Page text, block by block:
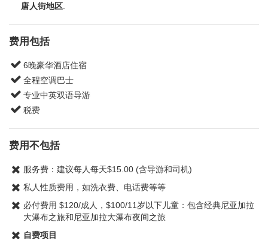
唐人街地区
费用包括
6晚豪华酒店住宿
全程空调巴士
专业中英双语导游
税费
费用不包括
服务费：建议每人每天$15.00 (含导游和司机)
私人性质费用，如洗衣费、电话费等等
必付费用 $120/成人，$100/11岁以下儿童：包含经典尼亚加拉
大瀑布之旅和尼亚加拉大瀑布夜间之旅
自费项目